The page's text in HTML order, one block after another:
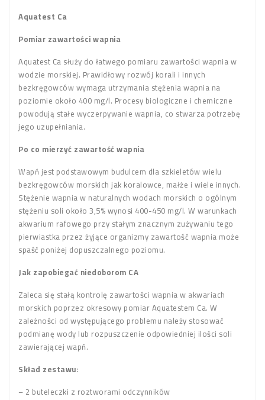
Aquatest Ca
Pomiar zawartości wapnia
Aquatest Ca służy do łatwego pomiaru zawartości wapnia w
wodzie morskiej. Prawidłowy rozwój korali i innych
bezkręgowców wymaga utrzymania stężenia wapnia na
poziomie około 400 mg/l. Procesy biologiczne i chemiczne
powodują stałe wyczerpywanie wapnia, co stwarza potrzebę
jego uzupełniania.
Po co mierzyć zawartość wapnia
Wapń jest podstawowym budulcem dla szkieletów wielu
bezkręgowców morskich jak koralowce, małże i wiele innych.
Stężenie wapnia w naturalnych wodach morskich o ogólnym
stężeniu soli około 3,5% wynosi 400-450 mg/l. W warunkach
akwarium rafowego przy stałym znacznym zużywaniu tego
pierwiastka przez żyjące organizmy zawartość wapnia może
spaść poniżej dopuszczalnego poziomu.
Jak zapobiegać niedoborom CA
Zaleca się stałą kontrolę zawartości wapnia w akwariach
morskich poprzez okresowy pomiar Aquatestem Ca. W
zależności od występującego problemu należy stosować
podmianę wody lub rozpuszczenie odpowiedniej ilości soli
zawierającej wapń.
Skład zestawu:
– 2 buteleczki z roztworami odczynników